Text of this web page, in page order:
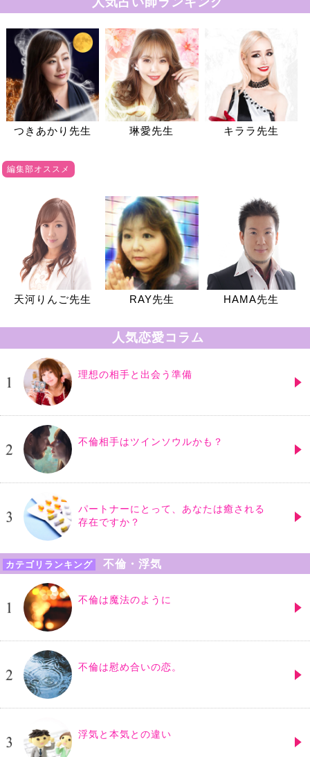
つきあかり先生 琳愛先生 キララ先生
編集部オススメ
天河りんご先生 RAY先生 HAMA先生
人気恋愛コラム
理想の相手と出会う準備
不倫相手はツインソウルかも？
パートナーにとって、あなたは癒される
存在ですか？
カテゴリランキング 不倫・浮気
不倫は魔法のように
不倫は慰め合いの恋。
浮気と本気との違い